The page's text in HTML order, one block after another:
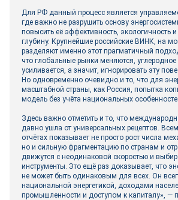
Для РФ данный процесс является
где важно не разрушить основу
повысить её эффективность, экологичность
глубину. Крупнейшие российские ВИНК, на
разделяют именно этот прагматичный
что глобальные рынки меняются, углеродное
усиливается, а значит, игнорировать эту
Но одновременно очевидно и то, что для
масштабной страны, как Россия, попытка
модель без учёта национальных
Здесь важно отметить и то, что
давно ушла от универсальных рецептов.
отчётах показывает не просто рост числа
но и сильную фрагментацию по странам и
движутся с неодинаковой скоростью и
инструменты. Это ещё раз доказывает, что
не может быть одинаковым для всех. Он
национальной энергетикой, доходами
промышленности и доступом к капиталу», —